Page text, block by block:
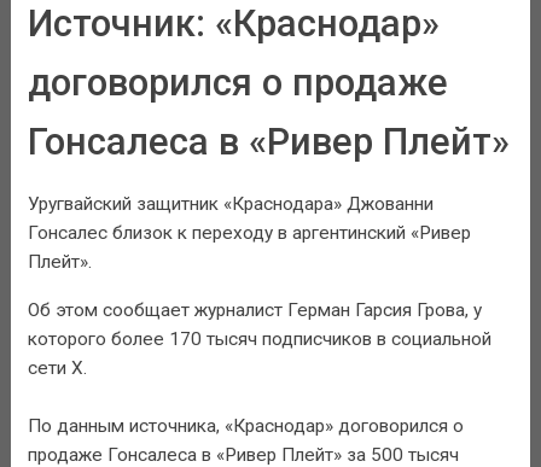
Источник: «Краснодар»
договорился о продаже
Гонсалеса в «Ривер Плейт»
Уругвайский защитник «Краснодара» Джованни
Гонсалес близок к переходу в аргентинский «Ривер
Плейт».
Об этом сообщает журналист Герман Гарсия Грова, у
которого более 170 тысяч подписчиков в социальной
сети Х.
По данным источника, «Краснодар» договорился о
продаже Гонсалеса в «Ривер Плейт» за 500 тысяч